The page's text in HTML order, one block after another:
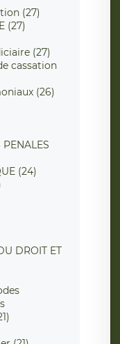
(27)
(27)
(27)
cassation
(26)
(24)
DROIT ET